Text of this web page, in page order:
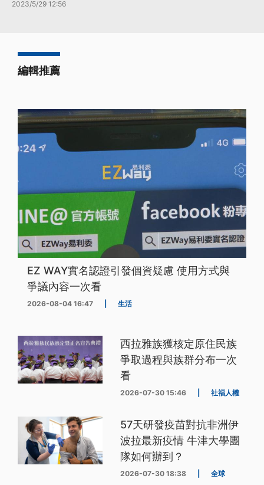
2023/5/29 12:56
編輯推薦
EZ WAY實名認證引發個資疑慮 使用方式與
爭議內容一次看
2026-08-04 16:47 生活
西拉雅族獲核定原住民族
爭取過程與族群分布一次
看
2026-07-30 15:46 社福人權
57天研發疫苗對抗非洲伊
波拉最新疫情 牛津大學團
隊如何辦到？
2026-07-30 18:38 全球